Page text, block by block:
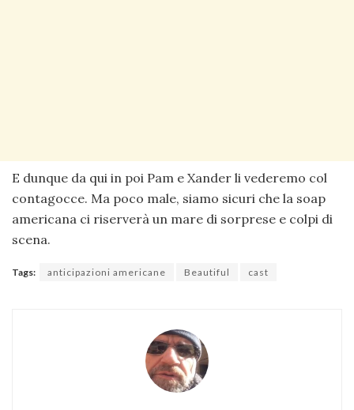
E dunque da qui in poi Pam e Xander li vederemo col
contagocce. Ma poco male, siamo sicuri che la soap
americana ci riserverà un mare di sorprese e colpi di
scena.
Tags: anticipazioni americane Beautiful cast